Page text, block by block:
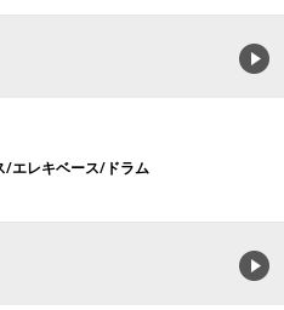
/エレキベース/ドラム